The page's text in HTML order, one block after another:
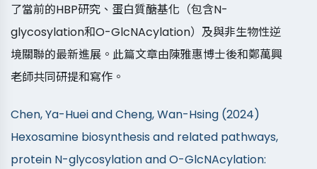
了當前的HBP研究、蛋白質醣基化（包含N-
glycosylation和O-GlcNAcylation）及與非生物性逆
境關聯的最新進展。此篇文章由陳雅惠博士後和鄭萬興
老師共同研提和寫作。
Chen, Ya-Huei and Cheng, Wan-Hsing (2024)
Hexosamine biosynthesis and related pathways,
protein N-glycosylation and O-GlcNAcylation: